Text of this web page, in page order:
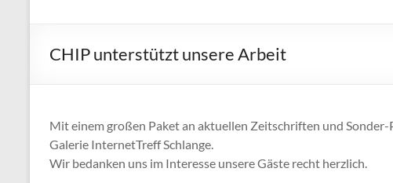
CHIP unterstützt unsere Arbeit
Mit einem großen Paket an aktuellen Zeitschriften und
Galerie InternetTreff Schlange.
Wir bedanken uns im Interesse unsere Gäste recht herzlich.